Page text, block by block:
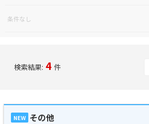
条件なし
検索結果: 4 件
NEW その他